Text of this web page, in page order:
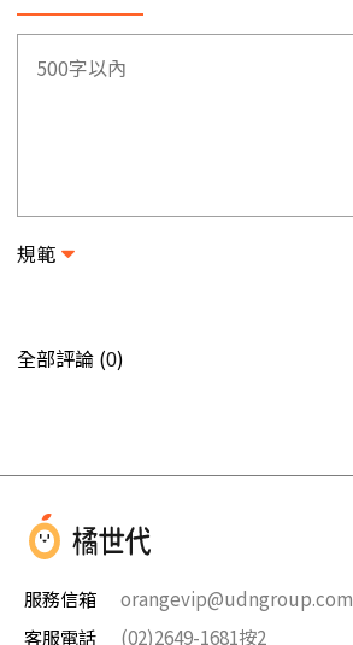
規範
全部評論 (0)
服務信箱
orangevip@udngroup.com
客服電話
(02)2649-1681按2